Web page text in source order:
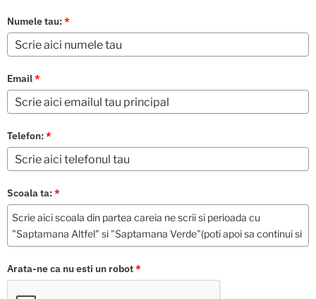
Numele tau:*
Email*
Telefon:*
Scoala ta:*
Arata-ne ca nu esti un robot*